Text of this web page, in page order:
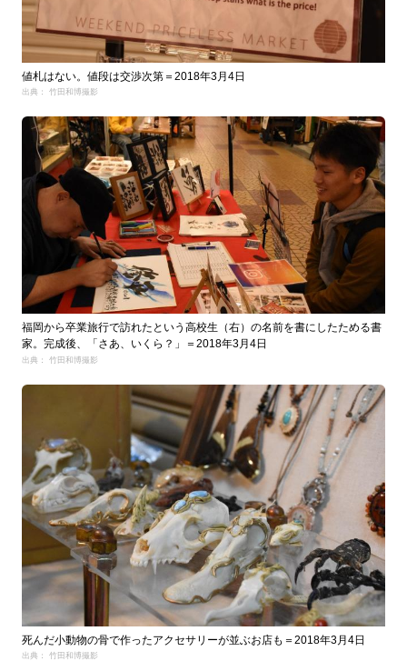
値札はない。値段は交渉次第＝2018年3月4日
出典： 竹田和博撮影
福岡から卒業旅行で訪れたという高校生（右）の名前を書にしたためる書
家。完成後、「さあ、いくら？」＝2018年3月4日
出典： 竹田和博撮影
死んだ小動物の骨で作ったアクセサリーが並ぶお店も＝2018年3月4日
出典： 竹田和博撮影